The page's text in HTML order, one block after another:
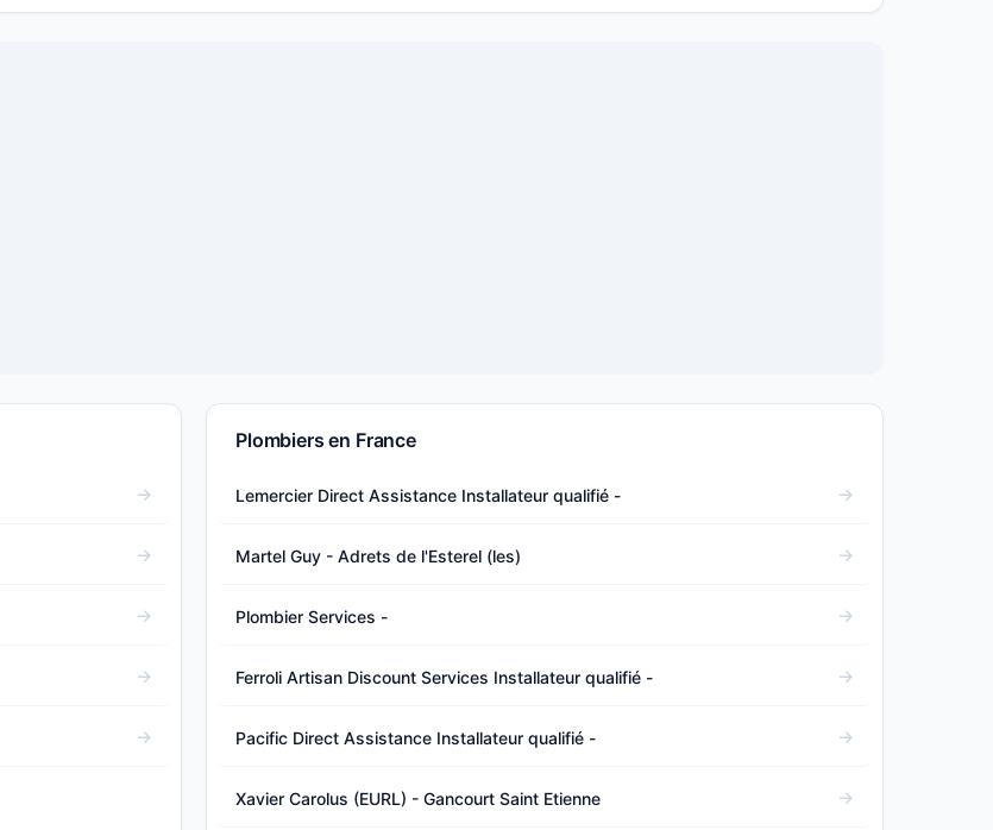
Plombiers en France
Lemercier Direct Assistance Installateur qualifié -
Martel Guy - Adrets de l'Esterel (les)
Plombier Services -
Ferroli Artisan Discount Services Installateur qualifié -
Pacific Direct Assistance Installateur qualifié -
Xavier Carolus (EURL) - Gancourt Saint Etienne